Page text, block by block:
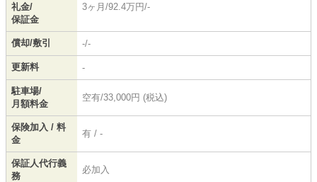
礼金/
保証金
3ヶ月/92.4万円/-
償却/敷引 -/-
更新料 -
駐車場/
月額料金
空有/33,000円 (税込)
保険加入 / 料
金
有 / -
保証人代行義
務
必加入